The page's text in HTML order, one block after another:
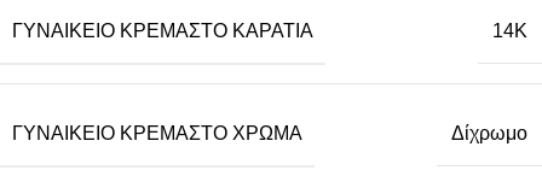
ΓΥΝΑΙΚΕΊΟ ΚΡΕΜΑΣΤΌ ΚΑΡΆΤΙΑ 14Κ
ΓΥΝΑΙΚΕΊΟ ΚΡΕΜΑΣΤΌ ΧΡΏΜΑ Δίχρωμο